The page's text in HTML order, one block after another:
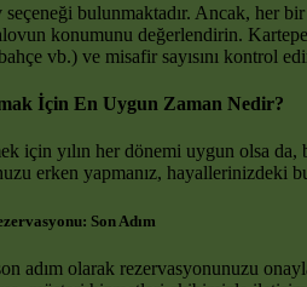
bulunmaktadır. Ancak, her
konumunu değerlendirin.
vb.) ve misafir sayısını kontrol
İçin En Uygun Zaman Nedir?
için yılın her dönemi uygun olsa
erken yapmanız, hayallerinizdeki
Son Adım
adım olarak rezervasyonunuzu